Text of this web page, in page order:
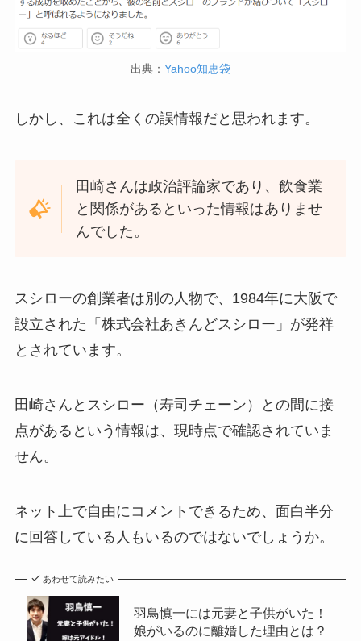
出典： Yahoo知恵袋
しかし、これは全くの誤情報だと思われます。
田崎さんは政治評論家であり、飲食業
と関係があるといった情報はありませ
んでした。
スシローの創業者は別の人物で、1984年に大阪で
設立された「株式会社あきんどスシロー」が発祥
とされています。
田崎さんとスシロー（寿司チェーン）との間に接
点があるという情報は、現時点で確認されていま
せん。
ネット上で自由にコメントできるため、面白半分
に回答している人もいるのではないでしょうか。
あわせて読みたい
羽鳥慎一には元妻と子供がいた！
娘がいるのに離婚した理由とは？